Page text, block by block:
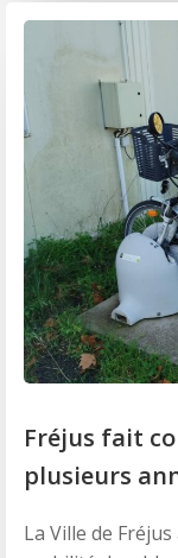
Fréjus fait
plusieurs
La Ville de